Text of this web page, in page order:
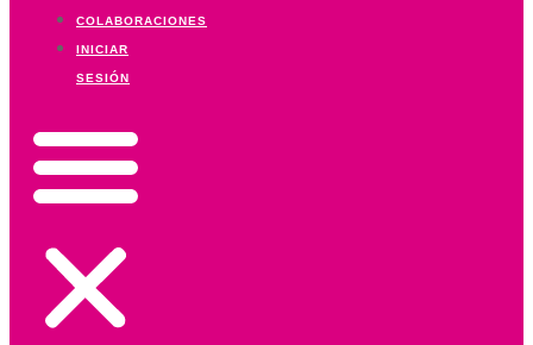
COLABORACIONES
INICIAR
SESIÓN